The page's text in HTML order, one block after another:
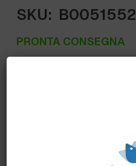
SKU: B0051552
PRONTA CONSEGNA